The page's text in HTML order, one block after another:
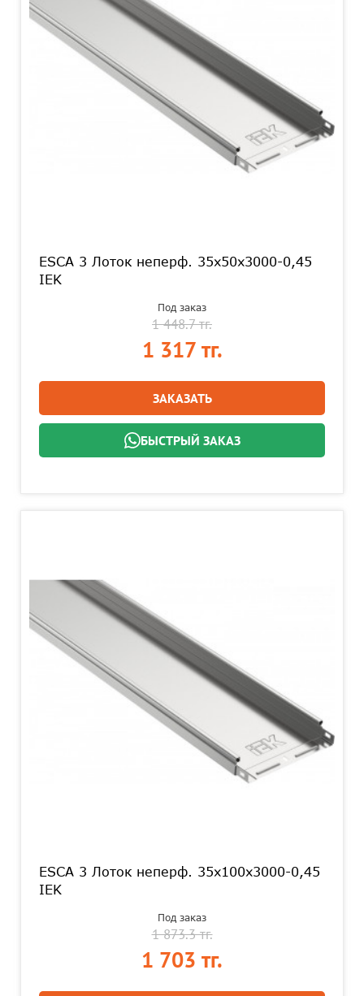
ESCA 3 Лоток неперф. 35х50х3000-0,45
IEK
Под заказ
1 448.7 тг.
1 317 тг.
ЗАКАЗАТЬ
БЫСТРЫЙ ЗАКАЗ
ESCA 3 Лоток неперф. 35х100х3000-0,45
IEK
Под заказ
1 873.3 тг.
1 703 тг.